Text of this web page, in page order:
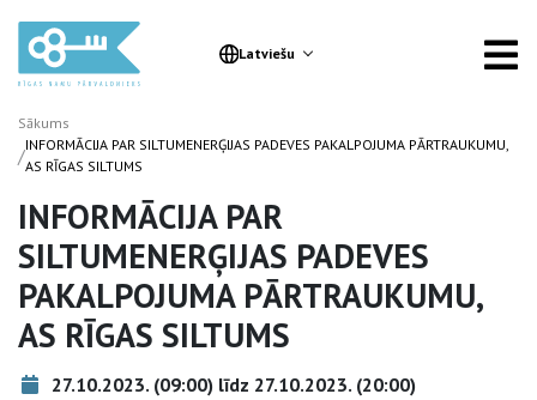
Latviešu
Sākums
/INFORMĀCIJA PAR SILTUMENERĢIJAS PADEVES PAKALPOJUMA PĀRTRAUKUMU,
AS RĪGAS SILTUMS
INFORMĀCIJA PAR
SILTUMENERĢIJAS PADEVES
PAKALPOJUMA PĀRTRAUKUMU,
AS RĪGAS SILTUMS
27.10.2023. (09:00) līdz 27.10.2023. (20:00)